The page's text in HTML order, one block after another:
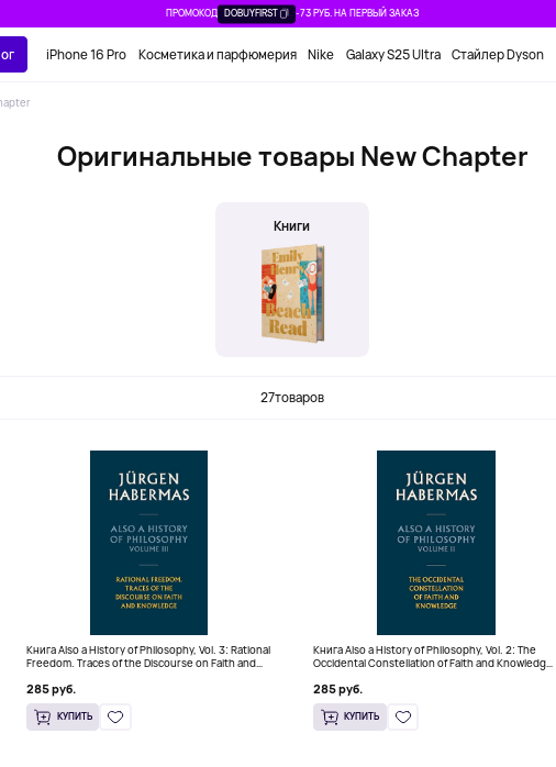
ПРОМОКОД DOBUYFIRST -73 РУБ. НА ПЕРВЫЙ ЗАКАЗ
iPhone 16 Pro Косметика и парфюмерия Nike Galaxy S25 Ultra Стайлер Dyson
Оригинальные товары New Chapter
Книги
27товаров
Книга Also a History of Philosophy, Vol. 3: Rational
Freedom. Traces of the Discourse on Faith and
285 руб.
КУПИТЬ
Книга Also a History of Philosophy, Vol. 2: The
Occidental Constellation of Faith and Knowledge
285 руб.
КУПИТЬ